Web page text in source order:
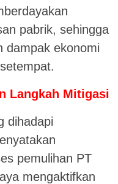
pabrik, sehingga
dampak ekonomi
Langkah Mitigasi
dihadapi
pemulihan PT
mengaktifkan